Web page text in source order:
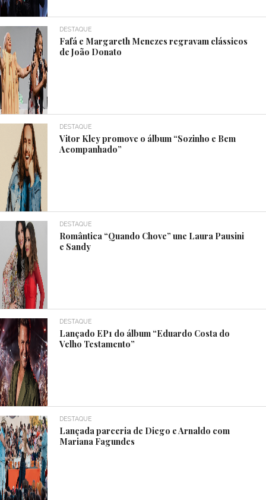
DESTAQUE
Fafá e Margareth Menezes regravam clássicos
de João Donato
DESTAQUE
Vitor Kley promove o álbum “Sozinho e Bem
Acompanhado”
DESTAQUE
Romântica “Quando Chove” une Laura Pausini
e Sandy
DESTAQUE
Lançado EP1 do álbum “Eduardo Costa do
Velho Testamento”
DESTAQUE
Lançada parceria de Diego e Arnaldo com
Mariana Fagundes